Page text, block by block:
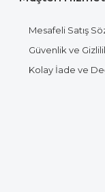
Mesafeli Satış
Güvenlik ve
Kolay İade ve